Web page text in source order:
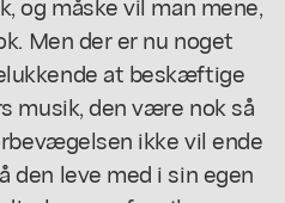
Men der er nu noget
at beskæftige
musik, den være nok så
ikke vil ende
den leve med i sin egen